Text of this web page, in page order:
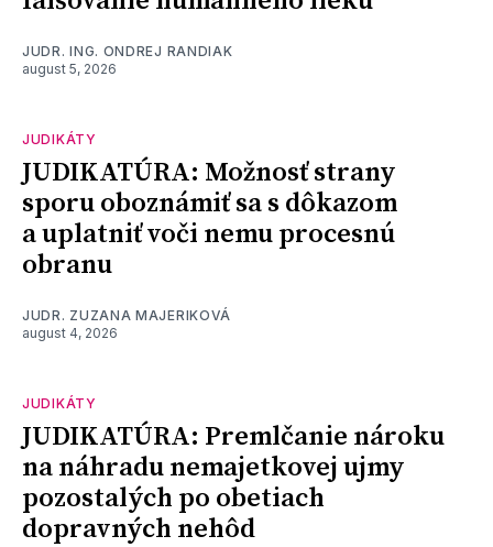
JUDR. ING. ONDREJ RANDIAK
august 5, 2026
JUDIKÁTY
JUDIKATÚRA: Možnosť strany
sporu oboznámiť sa s dôkazom
a uplatniť voči nemu procesnú
obranu
JUDR. ZUZANA MAJERIKOVÁ
august 4, 2026
JUDIKÁTY
JUDIKATÚRA: Premlčanie nároku
na náhradu nemajetkovej ujmy
pozostalých po obetiach
dopravných nehôd